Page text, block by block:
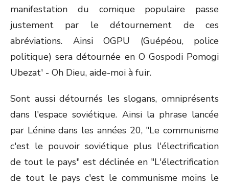
manifestation du comique populaire passe
justement par le détournement de ces
abréviations. Ainsi OGPU (Guépéou, police
politique) sera détournée en O Gospodi Pomogi
Ubezat' - Oh Dieu, aide-moi à fuir.
Sont aussi détournés les slogans, omniprésents
dans l'espace soviétique. Ainsi la phrase lancée
par Lénine dans les années 20, "Le communisme
c'est le pouvoir soviétique plus l'électrification
de tout le pays" est déclinée en "L'électrification
de tout le pays c'est le communisme moins le